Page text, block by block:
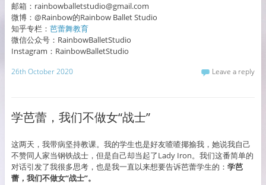
邮箱：rainbowballetstudio@gmail.com
微博：@Rainbow的Rainbow Ballet Studio
知乎专栏： 芭蕾舞教育
微信公众号：RainbowBalletStudio
Instagram：RainbowBalletStudio
26th October 2020 Leave a reply
学芭蕾，我们不做女“战士”
这两天，我带病坚持教课。我的学生也是好友喳喳揶揄我，她说我自己
不赞同人家当钢铁战士，但是自己却当起了Lady Iron。我们这番简单的
对话引发了我很多思考，也是我一直以来想要告诉芭蕾学生的： 学芭
蕾，我们不做女“战士”。